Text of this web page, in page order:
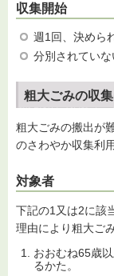
収集開始
週1回、決めら
分別されていな
粗大ごみの収集
粗大ごみの搬出が
のさわやか収集利
対象者
下記の1又は2に該
理由により粗大ご
おおむね65歳
るかた。